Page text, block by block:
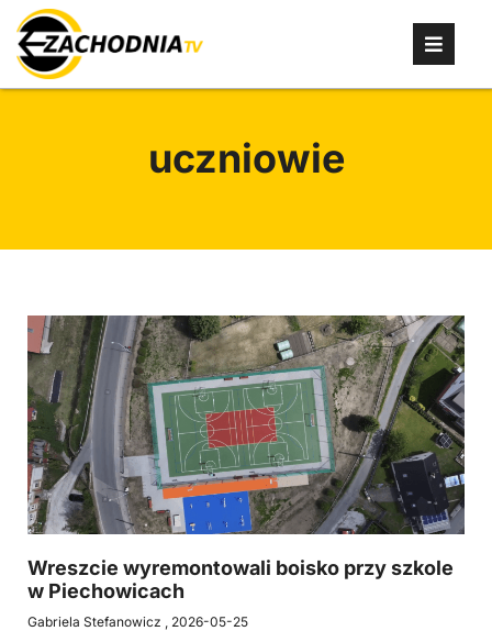
uczniowie
Wreszcie wyremontowali boisko przy szkole
w Piechowicach
Gabriela Stefanowicz 2026-05-25